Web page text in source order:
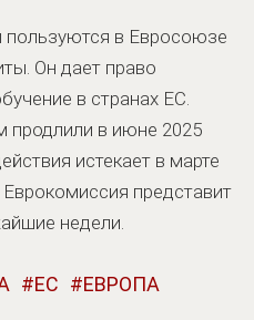
пользуются в Евросоюзе
Он дает право
в странах ЕС.
продлили в июне 2025
истекает в марте
представит
недели.
ЕС ЕВРОПА